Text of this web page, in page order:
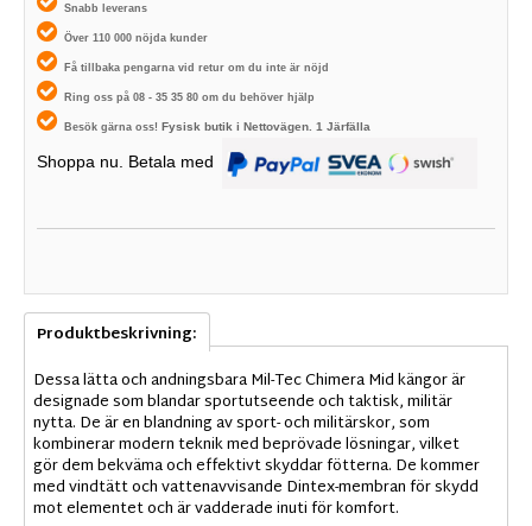
Snabb leverans
Över 110 000 nöjda kunder
Få tillbaka pengarna vid retur om du inte är nöjd
Ring oss på 08 - 35 35 80 om du behöver hjälp
Besök gärna oss! Fysisk butik i Nettovägen. 1 Järfälla
Shoppa nu. Betala med
Produktbeskrivning:
Dessa lätta och andningsbara Mil-Tec Chimera Mid kängor är
designade som blandar sportutseende och taktisk, militär
nytta. De är en blandning av sport- och militärskor, som
kombinerar modern teknik med beprövade lösningar, vilket
gör dem bekväma och effektivt skyddar fötterna. De kommer
med vindtätt och vattenavvisande Dintex-membran för skydd
mot elementet och är vadderade inuti för komfort.